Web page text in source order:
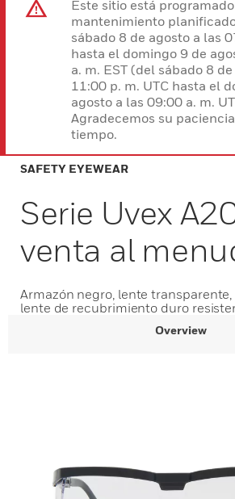
Este sitio está
mantenimiento
sábado 8 de agosto a las
hasta el domingo 9 de
a. m. EST (del sábado 8
11:00 p. m. UTC hasta el
agosto a las 09:00 a. m.
Agradecemos su
tiempo.
SAFETY EYEWEAR
Serie Uvex
venta al
Armazón negro, lente
lente de recubrimiento duro
Overview